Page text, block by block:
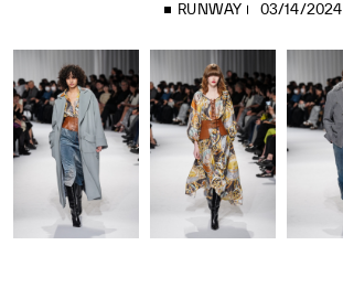
RUNWAY 03/14/2024